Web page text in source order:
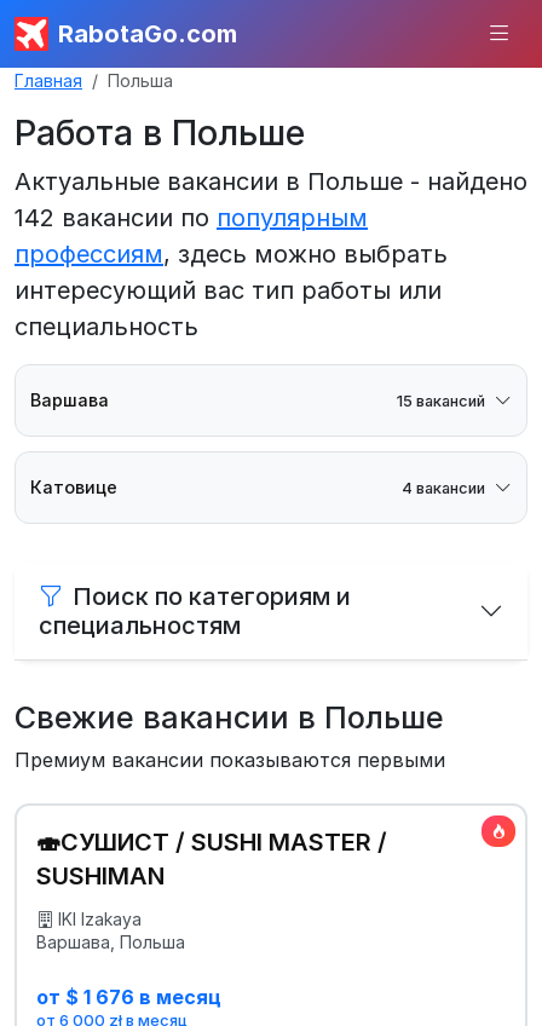
RabotaGo.com
Главная Польша
Работа в Польше
Актуальные вакансии в Польше - найдено
142 вакансии по популярным
профессиям, здесь можно выбрать
интересующий вас тип работы или
специальность
Варшава 15 вакансий
Катовице 4 вакансии
Поиск по категориям и
специальностям
Свежие вакансии в Польше
Премиум вакансии показываются первыми
🍣СУШИСТ / SUSHI MASTER /
SUSHIMAN
IKI Izakaya
Варшава, Польша
от $ 1 676 в месяц
от 6 000 zł в месяц